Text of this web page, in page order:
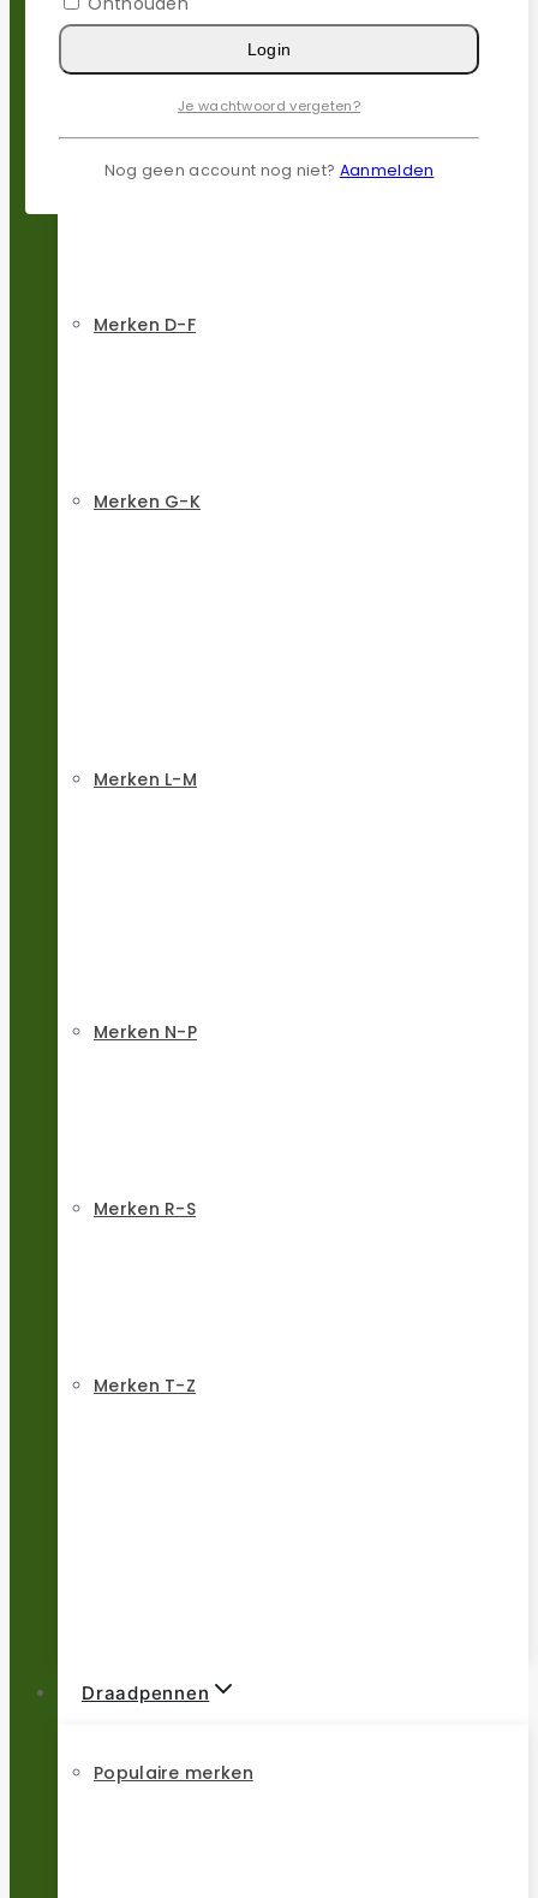
Merken A-C
Merken D-F
Merken G-K
Merken L-M
Merken N-P
Merken R-S
Merken T-Z
Draadpennen
Populaire merken
Login
Je wachtwoord vergeten?
Nog geen account nog niet? Aanmelden